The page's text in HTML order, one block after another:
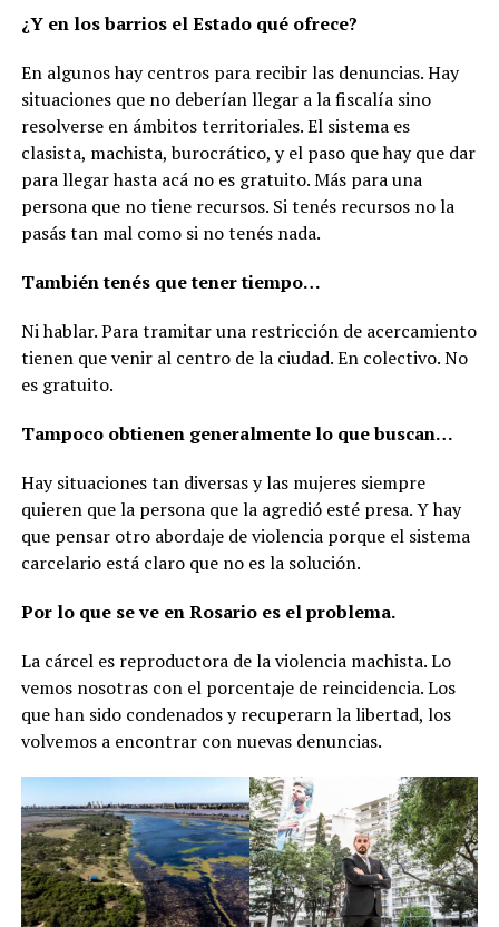
¿Y en los barrios el Estado qué ofrece?
En algunos hay centros para recibir las denuncias. Hay
situaciones que no deberían llegar a la fiscalía sino
resolverse en ámbitos territoriales. El sistema es
clasista, machista, burocrático, y el paso que hay que dar
para llegar hasta acá no es gratuito. Más para una
persona que no tiene recursos. Si tenés recursos no la
pasás tan mal como si no tenés nada.
También tenés que tener tiempo…
Ni hablar. Para tramitar una restricción de acercamiento
tienen que venir al centro de la ciudad. En colectivo. No
es gratuito.
Tampoco obtienen generalmente lo que buscan…
Hay situaciones tan diversas y las mujeres siempre
quieren que la persona que la agredió esté presa. Y hay
que pensar otro abordaje de violencia porque el sistema
carcelario está claro que no es la solución.
Por lo que se ve en Rosario es el problema.
La cárcel es reproductora de la violencia machista. Lo
vemos nosotras con el porcentaje de reincidencia. Los
que han sido condenados y recuperarn la libertad, los
volvemos a encontrar con nuevas denuncias.